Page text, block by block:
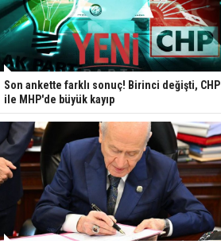
Son ankette farklı sonuç! Birinci değişti, CHP
ile MHP'de büyük kayıp